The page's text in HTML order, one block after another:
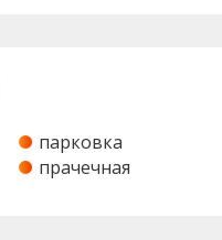
парковка
прачечная